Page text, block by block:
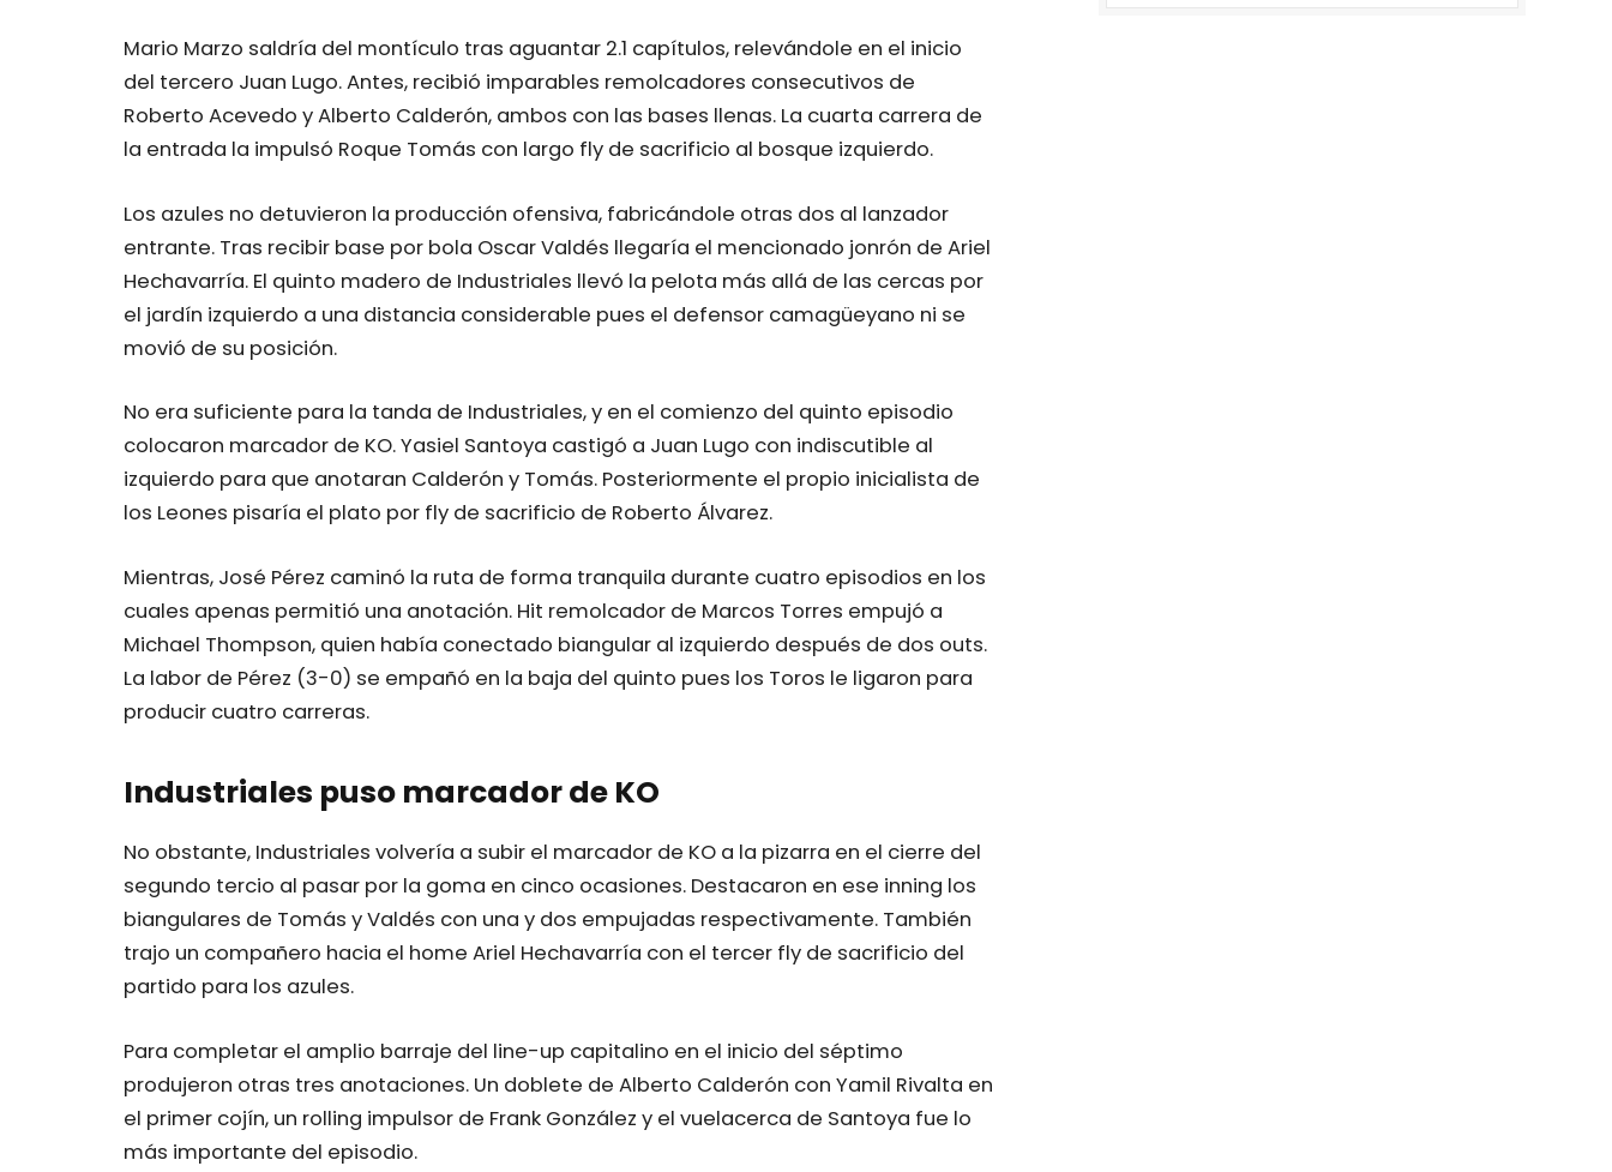
Mario Marzo saldría del montículo tras aguantar 2.1 capítulos, relevándole en el inicio
del tercero Juan Lugo. Antes, recibió imparables remolcadores consecutivos de
Roberto Acevedo y Alberto Calderón, ambos con las bases llenas. La cuarta carrera de
la entrada la impulsó Roque Tomás con largo fly de sacrificio al bosque izquierdo.
Los azules no detuvieron la producción ofensiva, fabricándole otras dos al lanzador
entrante. Tras recibir base por bola Oscar Valdés llegaría el mencionado jonrón de Ariel
Hechavarría. El quinto madero de Industriales llevó la pelota más allá de las cercas por
el jardín izquierdo a una distancia considerable pues el defensor camagüeyano ni se
movió de su posición.
No era suficiente para la tanda de Industriales, y en el comienzo del quinto episodio
colocaron marcador de KO. Yasiel Santoya castigó a Juan Lugo con indiscutible al
izquierdo para que anotaran Calderón y Tomás. Posteriormente el propio inicialista de
los Leones pisaría el plato por fly de sacrificio de Roberto Álvarez.
Mientras, José Pérez caminó la ruta de forma tranquila durante cuatro episodios en los
cuales apenas permitió una anotación. Hit remolcador de Marcos Torres empujó a
Michael Thompson, quien había conectado biangular al izquierdo después de dos outs.
La labor de Pérez (3-0) se empañó en la baja del quinto pues los Toros le ligaron para
producir cuatro carreras.
Industriales puso marcador de KO
No obstante, Industriales volvería a subir el marcador de KO a la pizarra en el cierre del
segundo tercio al pasar por la goma en cinco ocasiones. Destacaron en ese inning los
biangulares de Tomás y Valdés con una y dos empujadas respectivamente. También
trajo un compañero hacia el home Ariel Hechavarría con el tercer fly de sacrificio del
partido para los azules.
Para completar el amplio barraje del line-up capitalino en el inicio del séptimo
produjeron otras tres anotaciones. Un doblete de Alberto Calderón con Yamil Rivalta en
el primer cojín, un rolling impulsor de Frank González y el vuelacerca de Santoya fue lo
más importante del episodio.